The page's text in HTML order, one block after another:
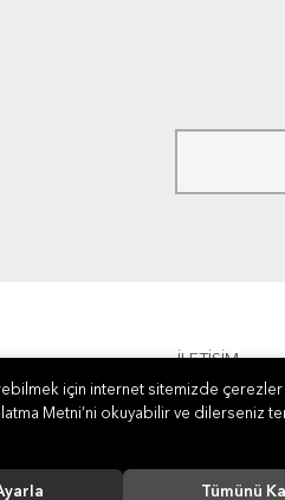
İLETİŞİM
için internet sitemizde çerezler
Metni’ni okuyabilir ve dilerseniz
Tümünü